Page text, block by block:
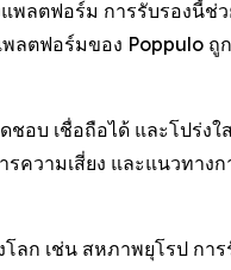
พลตฟอร์ม การรับรองนี้ช่
ลตฟอร์มของ Poppulo
บ เชื่อถือได้ และโปร่งใ
ความเสี่ยง และแนวทาง
ลก เช่น สหภาพยุโรป กา